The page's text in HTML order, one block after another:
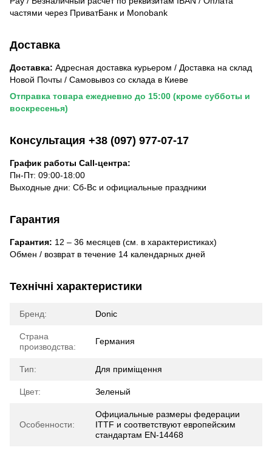
частями через ПриватБанк и Monobank
Доставка
Доставка: Адресная доставка курьером / Доставка на склад
Новой Почты / Самовывоз со склада в Киеве
Отправка товара ежедневно до 15:00 (кроме субботы и
воскресенья)
Консультация +38 (097) 977-07-17
График работы Call-центра:
Пн-Пт: 09:00-18:00
Выходные дни: Сб-Вс и официальные праздники
Гарантия
Гарантия: 12 – 36 месяцев (см. в характеристиках)
Обмен / возврат в течение 14 календарных дней
Технічні характеристики
Бренд: Donic
Страна
производства:
Германия
Тип: Для приміщення
Цвет: Зеленый
Особенности:
Официальные размеры федерации
ITTF и соответствуют европейским
стандартам EN-14468